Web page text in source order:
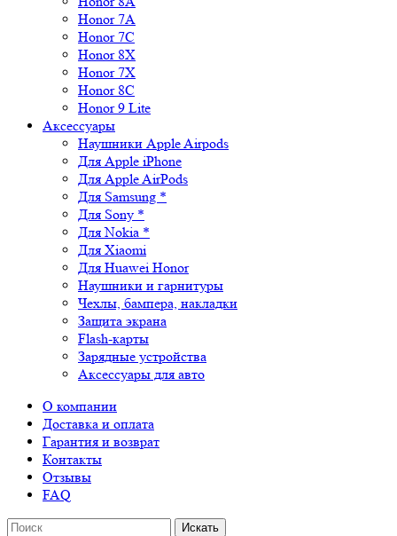
Honor 7A
Honor 7C
Honor 8X
Honor 7X
Honor 8C
Honor 9 Lite
Аксессуары
Наушники Apple Airpods
Для Apple iPhone
Для Apple AirPods
Для Samsung *
Для Sony *
Для Nokia *
Для Xiaomi
Для Huawei Honor
Наушники и гарнитуры
Чехлы, бампера, накладки
Защита экрана
Flash-карты
Зарядные устройства
Аксессуары для авто
О компании
Доставка и оплата
Гарантия и возврат
Контакты
Отзывы
FAQ